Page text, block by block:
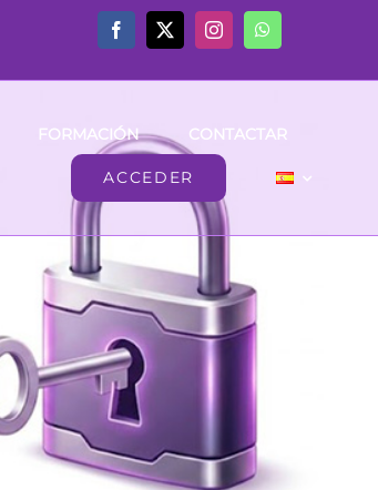
FORMACIÓN CONTACTAR
ACCEDER